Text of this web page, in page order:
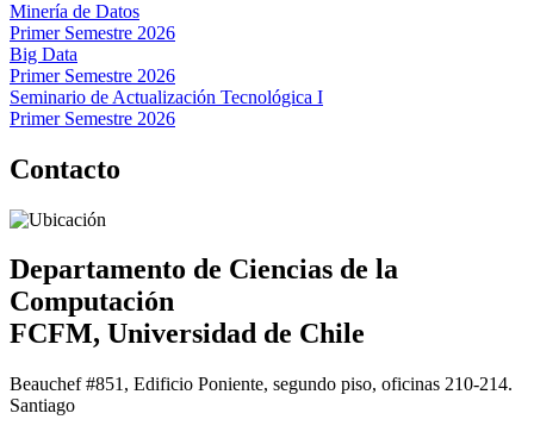
Minería de Datos
Primer Semestre 2026
Big Data
Primer Semestre 2026
Seminario de Actualización Tecnológica I
Primer Semestre 2026
Contacto
Departamento de Ciencias de la
Computación
FCFM, Universidad de Chile
Beauchef #851, Edificio Poniente, segundo piso, oficinas 210-214.
Santiago